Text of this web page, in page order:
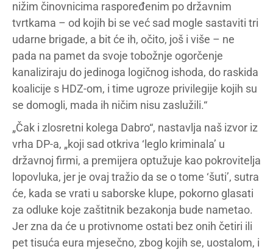
nižim činovnicima raspoređenim po državnim
tvrtkama – od kojih bi se već sad mogle sastaviti tri
udarne brigade, a bit će ih, očito, još i više – ne
pada na pamet da svoje tobožnje ogorčenje
kanaliziraju do jedinoga logičnog ishoda, do raskida
koalicije s HDZ-om, i time ugroze privilegije kojih su
se domogli, mada ih ničim nisu zaslužili.“
„Čak i zlosretni kolega Dabro“, nastavlja naš izvor iz
vrha DP-a, „koji sad otkriva ‘leglo kriminala’ u
državnoj firmi, a premijera optužuje kao pokrovitelja
lopovluka, jer je ovaj tražio da se o tome ‘šuti’, sutra
će, kada se vrati u saborske klupe, pokorno glasati
za odluke koje zaštitnik bezakonja bude nametao.
Jer zna da će u protivnome ostati bez onih četiri ili
pet tisuća eura mjesečno, zbog kojih se, uostalom, i